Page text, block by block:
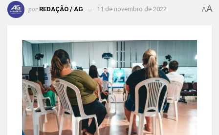
por REDAÇÃO / AG 11 de novembro de 2022 AA